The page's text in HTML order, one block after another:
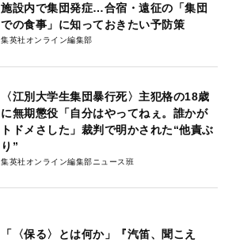
施設内で集団発症…合宿・遠征の「集団
での食事」に知っておきたい予防策
集英社オンライン編集部
〈江別大学生集団暴行死〉主犯格の18歳
に無期懲役「自分はやってねぇ。誰かが
トドメさした」裁判で明かされた“他責ぶ
り”
集英社オンライン編集部ニュース班
「〈保る〉とは何か」『汽笛、聞こえ